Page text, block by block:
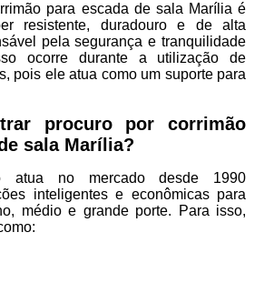
para escada de sala Marília é
resistente, duradouro e de alta
pela segurança e tranquilidade
ocorre durante a utilização de
pois ele atua como um suporte para
procuro por corrimão
sala Marília?
atua no mercado desde 1990
inteligentes e econômicas para
médio e grande porte. Para isso,